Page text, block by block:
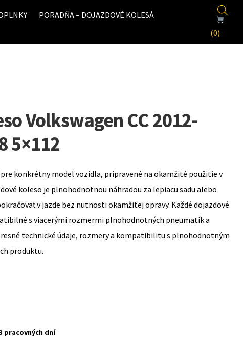
PORADŇA – DOJAZDOVÉ KOLESÁ
(0)
Volkswagen CC 2012-
5×112
konkrétny model vozidla, pripravené na okamžité použitie v
koleso je plnohodnotnou náhradou za lepiacu sadu alebo
v jazde bez nutnosti okamžitej opravy. Každé dojazdové
s viacerými rozmermi plnohodnotných pneumatík a
technické údaje, rozmery a kompatibilitu s plnohodnotným
produktu.
pracovných dní